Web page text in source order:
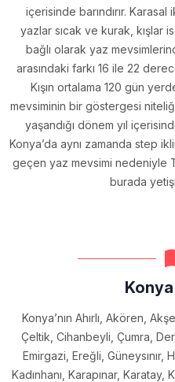
içerisinde barındırır.
yazlar sıcak ve kurak, kışlar
bağlı olarak yaz
arasındaki farkı 16 ile 22
Kışın ortalama 120 gün
mevsiminin bir göstergesi
yaşandığı dönem yıl
Konya’da aynı zamanda step
geçen yaz mevsimi nedeniyle
burada
Konya’nın Ahırlı, Akören,
Çeltik, Cihanbeyli, Çumra,
Emirgazi, Ereğli, Güneysınır,
Kadınhanı, Karapınar,